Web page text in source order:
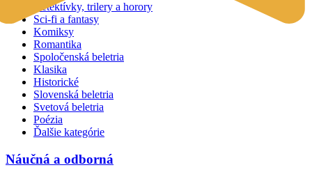
Detektívky, trilery a horory
Sci-fi a fantasy
Komiksy
Romantika
Spoločenská beletria
Klasika
Historické
Slovenská beletria
Svetová beletria
Poézia
Ďalšie kategórie
Náučná a odborná